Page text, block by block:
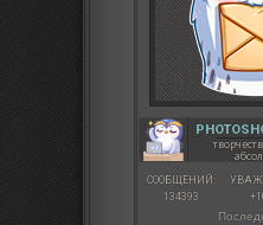
СООБЩЕНИЙ:
134393